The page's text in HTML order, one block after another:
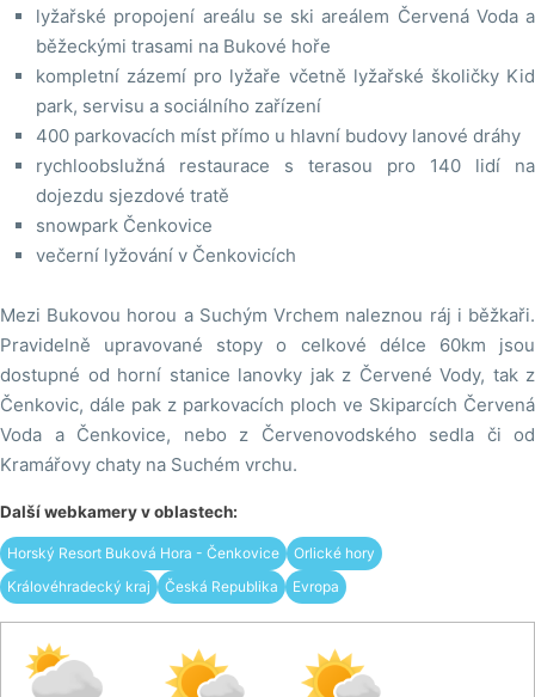
lyžařské propojení areálu se ski areálem Červená Voda a
běžeckými trasami na Bukové hoře
kompletní zázemí pro lyžaře včetně lyžařské školičky Kid
park, servisu a sociálního zařízení
400 parkovacích míst přímo u hlavní budovy lanové dráhy
rychloobslužná restaurace s terasou pro 140 lidí na
dojezdu sjezdové tratě
snowpark Čenkovice
večerní lyžování v Čenkovicích
Mezi Bukovou horou a Suchým Vrchem naleznou ráj i běžkaři.
Pravidelně upravované stopy o celkové délce 60km jsou
dostupné od horní stanice lanovky jak z Červené Vody, tak z
Čenkovic, dále pak z parkovacích ploch ve Skiparcích Červená
Voda a Čenkovice, nebo z Červenovodského sedla či od
Kramářovy chaty na Suchém vrchu.
Další webkamery v oblastech:
Horský Resort Buková Hora - Čenkovice
Orlické hory
Královéhradecký kraj
Česká Republika Evropa